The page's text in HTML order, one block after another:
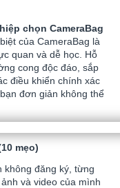
chọn CameraBag
của CameraBag là
quan và dễ học. Hỗ
cong độc đáo, sắp
điều khiển chính xác
đơn giản không thể
mẹo)
không đăng ký, từng
và video của mình